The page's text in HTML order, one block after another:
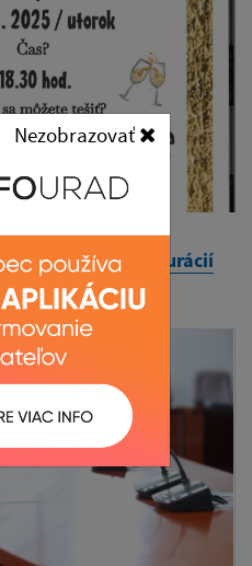
Nezobrazovať
večierok v reštaurácií